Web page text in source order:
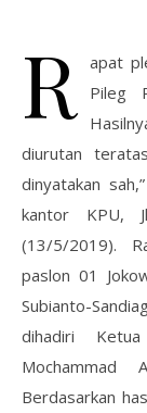
R apat
Pileg
diurutan
dinyatakan
kantor KPU,
(13/5/2019).
paslon 01
Subianto-
dihadiri
Mochammad
Berdasarkan